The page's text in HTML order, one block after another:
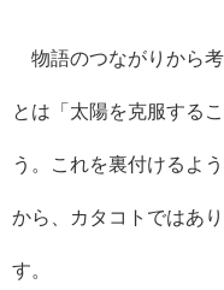
物語のつながりから考
とは「太陽を克服する
う。これを裏付けるよ
から、カタコトではあ
す。